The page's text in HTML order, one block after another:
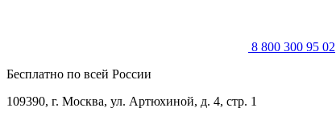
8 800 300 95 02
Бесплатно по всей России
109390, г. Москва, ул. Артюхиной, д. 4, стр. 1